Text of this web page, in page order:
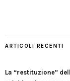
ARTICOLI RECENTI
La “restituzione”